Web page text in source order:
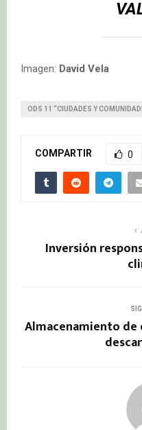
Imagen: David Vela
ODS 11 “CIUDADES Y
COMPARTIR 0
Inversión
Almacenamiento de